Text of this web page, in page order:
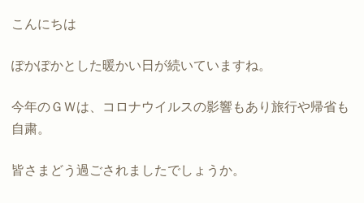
こんにちは
ぽかぽかとした暖かい日が続いていますね。
今年のＧＷは、コロナウイルスの影響もあり旅行や帰省も
自粛。
皆さまどう過ごされましたでしょうか。